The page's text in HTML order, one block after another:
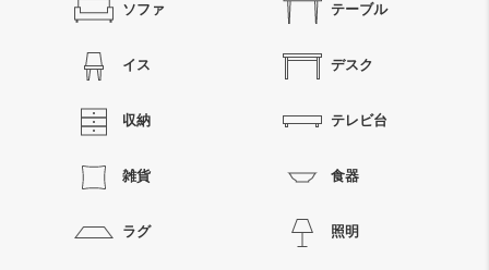
ソファ テーブル
イス デスク
収納 テレビ台
雑貨 食器
ラグ 照明